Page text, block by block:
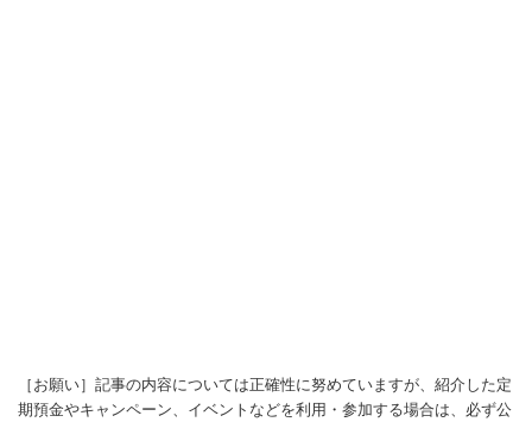
［お願い］記事の内容については正確性に努めていますが、紹介した定
期預金やキャンペーン、イベントなどを利用・参加する場合は、必ず公